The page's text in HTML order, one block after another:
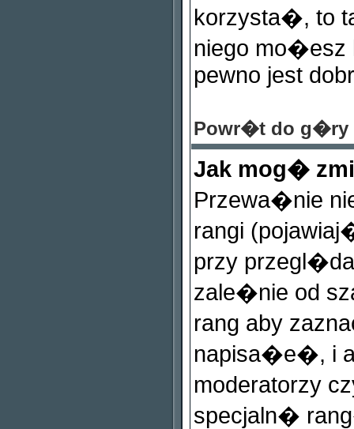
korzysta�, to
niego mo�esz
pewno jest
Powr�t do g�ry
Jak mog�
Przewa�nie
rangi
przy
zale�nie od
rang aby
napisa�e�, i
moderatorzy
specjaln�